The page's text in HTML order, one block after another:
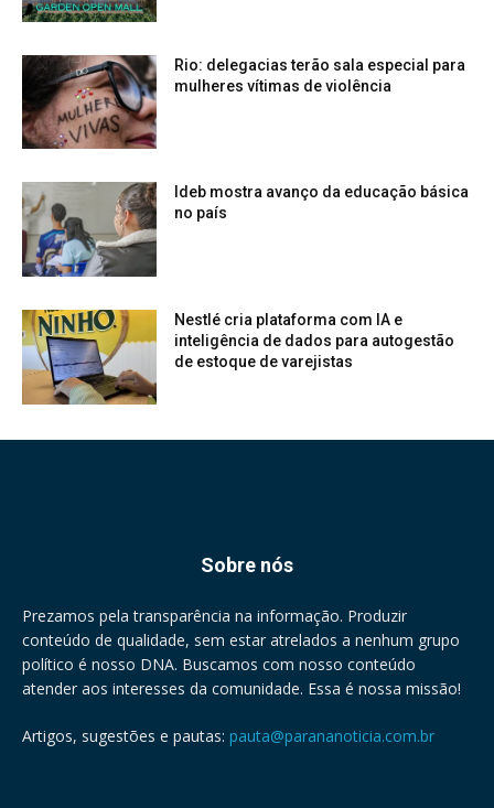
Rio: delegacias terão sala especial para
mulheres vítimas de violência
Ideb mostra avanço da educação básica
no país
Nestlé cria plataforma com IA e
inteligência de dados para autogestão
de estoque de varejistas
Sobre nós
Prezamos pela transparência na informação. Produzir
conteúdo de qualidade, sem estar atrelados a nenhum grupo
político é nosso DNA. Buscamos com nosso conteúdo
atender aos interesses da comunidade. Essa é nossa missão!
Artigos, sugestões e pautas: pauta@parananoticia.com.br